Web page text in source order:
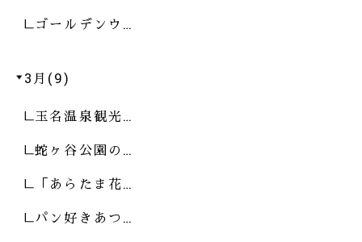
ゴールデンウ…
3月(9)
玉名温泉観光…
蛇ヶ谷公園の…
「あらたま花…
パン好きあつ…